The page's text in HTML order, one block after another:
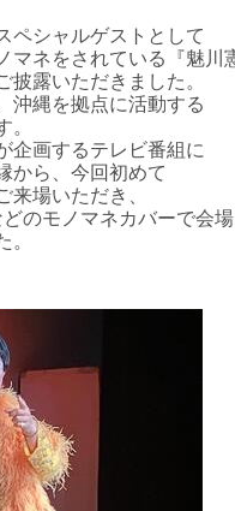
ペシャルゲストとして
マネをされている『魅川
披露いただきました。
沖縄を拠点に活動する
。
企画するテレビ番組に
から、今回初めて
来場いただき、
どのモノマネカバーで会
。